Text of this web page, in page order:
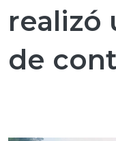
realizó
de